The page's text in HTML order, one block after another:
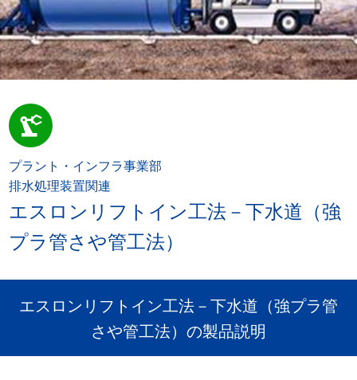
precision_manufacturing
プラント・インフラ事業部
排水処理装置関連
エスロンリフトイン工法－下水道（強
プラ管さや管工法）
エスロンリフトイン工法－下水道（強プラ管
さや管工法）の製品説明